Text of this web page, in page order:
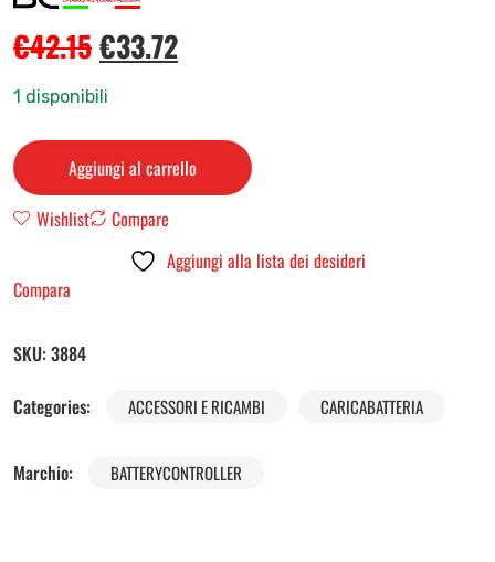
€42.15€33.72
1 disponibili
Aggiungi al carrello
Wishlist
Compare
Aggiungi alla lista dei desideri
Compara
SKU: 3884
Categories:
ACCESSORI E RICAMBI CARICABATTERIA
Marchio: BATTERYCONTROLLER